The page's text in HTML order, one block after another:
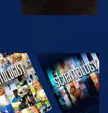
UDFORSK
SERIEN